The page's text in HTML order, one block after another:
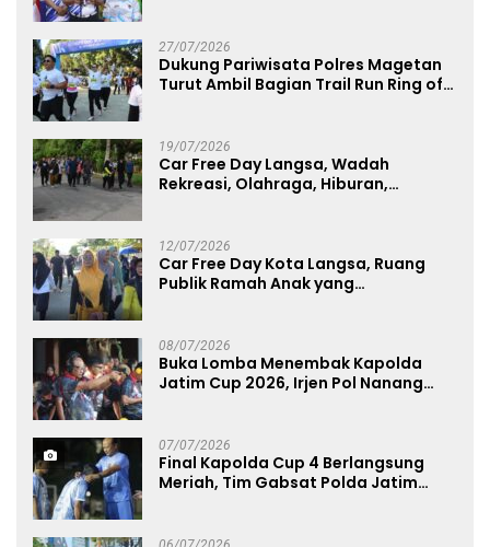
27/07/2026
Dukung Pariwisata Polres Magetan
Turut Ambil Bagian Trail Run Ring of
19/07/2026
Car Free Day Langsa, Wadah
Rekreasi, Olahraga, Hiburan,
12/07/2026
Car Free Day Kota Langsa, Ruang
Publik Ramah Anak yang
08/07/2026
Buka Lomba Menembak Kapolda
Jatim Cup 2026, Irjen Pol Nanang
07/07/2026
Final Kapolda Cup 4 Berlangsung
Meriah, Tim Gabsat Polda Jatim